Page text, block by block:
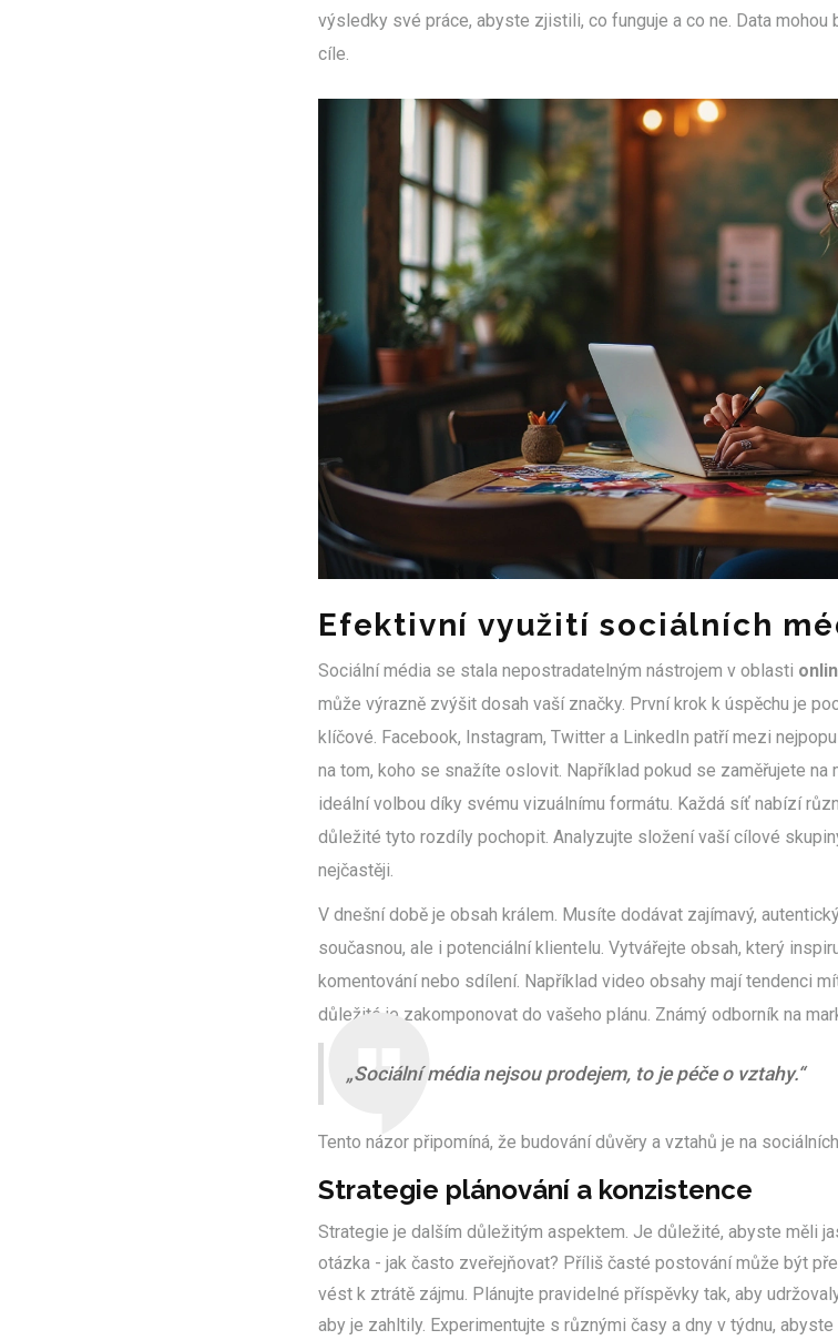
výsledky své práce, abyste zjistili, co funguje a co ne. Data
cíle.
Efektivní využití sociálních
Sociální média se stala nepostradatelným nástrojem v oblasti
může výrazně zvýšit dosah vaší značky. První krok k úspěchu je
klíčové. Facebook, Instagram, Twitter a LinkedIn patří mezi
na tom, koho se snažíte oslovit. Například pokud se zaměřujete
ideální volbou díky svému vizuálnímu formátu. Každá síť nabízí
důležité tyto rozdíly pochopit. Analyzujte složení vaší cílové
nejčastěji.
V dnešní době je obsah králem. Musíte dodávat zajímavý,
současnou, ale i potenciální klientelu. Vytvářejte obsah, který
komentování nebo sdílení. Například video obsahy mají tendenci
důležité je zakomponovat do vašeho plánu. Známý odborník na
„Sociální média nejsou prodejem, to je péče o vztahy.“
Tento názor připomíná, že budování důvěry a vztahů je na
Strategie plánování a konzistence
Strategie je dalším důležitým aspektem. Je důležité, abyste měli
otázka - jak často zveřejňovat? Příliš časté postování může být
vést k ztrátě zájmu. Plánujte pravidelné příspěvky tak, aby
aby je zahltily. Experimentujte s různými časy a dny v týdnu,